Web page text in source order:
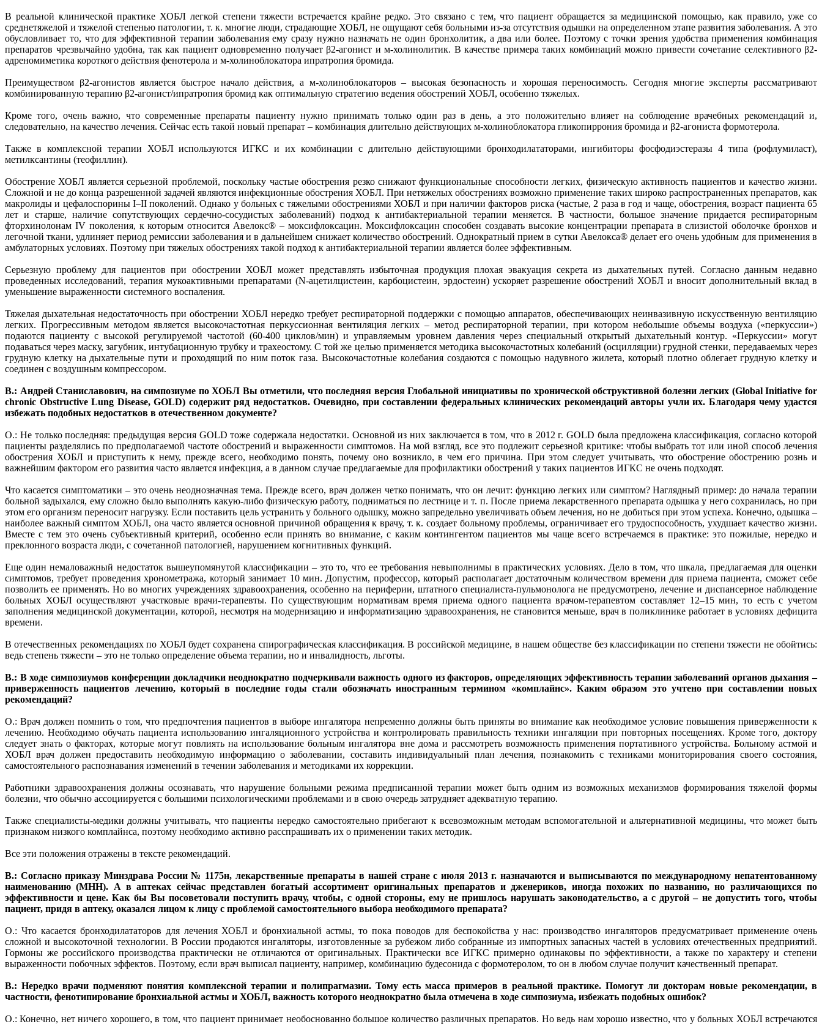
В реальной клинической практике ХОБЛ легкой степени тяжести встречается крайне редко. Это связано с тем, что пациент обращается за медицинской помощью, как правило, уже со
среднетяжелой и тяжелой степенью патологии, т. к. многие люди, страдающие ХОБЛ, не ощущают себя больными из-за отсутствия одышки на определенном этапе развития заболевания. А это
обусловливает то, что для эффективной терапии заболевания ему сразу нужно назначать не один бронхолитик, а два или более. Поэтому с точки зрения удобства применения комбинация
препаратов чрезвычайно удобна, так как пациент одновременно получает β2-агонист и м-холинолитик. В качестве примера таких комбинаций можно привести сочетание селективного β2-
адреномиметика короткого действия фенотерола и м-холиноблокатора ипратропия бромида.
Преимуществом β2-агонистов является быстрое начало действия, а м-холиноблокаторов – высокая безопасность и хорошая переносимость. Сегодня многие эксперты рассматривают
комбинированную терапию β2-агонист/ипратропия бромид как оптимальную стратегию ведения обострений ХОБЛ, особенно тяжелых.
Кроме того, очень важно, что современные препараты пациенту нужно принимать только один раз в день, а это положительно влияет на соблюдение врачебных рекомендаций и,
следовательно, на качество лечения. Сейчас есть такой новый препарат – комбинация длительно действующих м-холиноблокатора гликопиррония бромида и β2-агониста формотерола.
Также в комплексной терапии ХОБЛ используются ИГКС и их комбинации с длительно действующими бронходилататорами, ингибиторы фосфодиэстеразы 4 типа (рофлумиласт),
метилксантины (теофиллин).
Обострение ХОБЛ является серьезной проблемой, поскольку частые обострения резко снижают функциональные способности легких, физическую активность пациентов и качество жизни.
Сложной и не до конца разрешенной задачей являются инфекционные обострения ХОБЛ. При нетяжелых обострениях возможно применение таких широко распространенных препаратов, как
макролиды и цефалоспорины I–II поколений. Однако у больных с тяжелыми обострениями ХОБЛ и при наличии факторов риска (частые, 2 раза в год и чаще, обострения, возраст пациента 65
лет и старше, наличие сопутствующих сердечно-сосудистых заболеваний) подход к антибактериальной терапии меняется. В частности, большое значение придается респираторным
фторхинолонам IV поколения, к которым относится Авелокс® – моксифлоксацин. Моксифлоксацин способен создавать высокие концентрации препарата в слизистой оболочке бронхов и
легочной ткани, удлиняет период ремиссии заболевания и в дальнейшем снижает количество обострений. Однократный прием в сутки Авелокса® делает его очень удобным для применения в
амбулаторных условиях. Поэтому при тяжелых обострениях такой подход к антибактериальной терапии является более эффективным.
Серьезную проблему для пациентов при обострении ХОБЛ может представлять избыточная продукция плохая эвакуация секрета из дыхательных путей. Согласно данным недавно
проведенных исследований, терапия мукоактивными препаратами (N-ацетилцистеин, карбоцистеин, эрдостеин) ускоряет разрешение обострений ХОБЛ и вносит дополнительный вклад в
уменьшение выраженности системного воспаления.
Тяжелая дыхательная недостаточность при обострении ХОБЛ нередко требует респираторной поддержки с помощью аппаратов, обеспечивающих неинвазивную искусственную вентиляцию
легких. Прогрессивным методом является высокочастотная перкуссионная вентиляция легких – метод респираторной терапии, при котором небольшие объемы воздуха («перкуссии»)
подаются пациенту с высокой регулируемой частотой (60-400 циклов/мин) и управляемым уровнем давления через специальный открытый дыхательный контур. «Перкуссии» могут
подаваться через маску, загубник, интубационную трубку и трахеостому. С той же целью применяется методика высокочастотных колебаний (осцилляции) грудной стенки, передаваемых через
грудную клетку на дыхательные пути и проходящий по ним поток газа. Высокочастотные колебания создаются с помощью надувного жилета, который плотно облегает грудную клетку и
соединен с воздушным компрессором.
В.: Андрей Станиславович, на симпозиуме по ХОБЛ Вы отметили, что последняя версия Глобальной инициативы по хронической обструктивной болезни легких (Global Initiative for
chronic Obstructive Lung Disease, GOLD) содержит ряд недостатков. Очевидно, при составлении федеральных клинических рекомендаций авторы учли их. Благодаря чему удастся
избежать подобных недостатков в отечественном документе?
О.: Не только последняя: предыдущая версия GOLD тоже содержала недостатки. Основной из них заключается в том, что в 2012 г. GOLD была предложена классификация, согласно которой
пациенты разделялись по предполагаемой частоте обострений и выраженности симптомов. На мой взгляд, все это подлежит серьезной критике: чтобы выбрать тот или иной способ лечения
обострения ХОБЛ и приступить к нему, прежде всего, необходимо понять, почему оно возникло, в чем его причина. При этом следует учитывать, что обострение обострению рознь и
важнейшим фактором его развития часто является инфекция, а в данном случае предлагаемые для профилактики обострений у таких пациентов ИГКС не очень подходят.
Что касается симптоматики – это очень неоднозначная тема. Прежде всего, врач должен четко понимать, что он лечит: функцию легких или симптом? Наглядный пример: до начала терапии
больной задыхался, ему сложно было выполнять какую-либо физическую работу, подниматься по лестнице и т. п. После приема лекарственного препарата одышка у него сохранилась, но при
этом его организм переносит нагрузку. Если поставить цель устранить у больного одышку, можно запредельно увеличивать объем лечения, но не добиться при этом успеха. Конечно, одышка –
наиболее важный симптом ХОБЛ, она часто является основной причиной обращения к врачу, т. к. создает больному проблемы, ограничивает его трудоспособность, ухудшает качество жизни.
Вместе с тем это очень субъективный критерий, особенно если принять во внимание, с каким контингентом пациентов мы чаще всего встречаемся в практике: это пожилые, нередко и
преклонного возраста люди, с сочетанной патологией, нарушением когнитивных функций.
Еще один немаловажный недостаток вышеупомянутой классификации – это то, что ее требования невыполнимы в практических условиях. Дело в том, что шкала, предлагаемая для оценки
симптомов, требует проведения хронометража, который занимает 10 мин. Допустим, профессор, который располагает достаточным количеством времени для приема пациента, сможет себе
позволить ее применять. Но во многих учреждениях здравоохранения, особенно на периферии, штатного специалиста-пульмонолога не предусмотрено, лечение и диспансерное наблюдение
больных ХОБЛ осуществляют участковые врачи-терапевты. По существующим нормативам время приема одного пациента врачом-терапевтом составляет 12–15 мин, то есть с учетом
заполнения медицинской документации, которой, несмотря на модернизацию и информатизацию здравоохранения, не становится меньше, врач в поликлинике работает в условиях дефицита
времени.
В отечественных рекомендациях по ХОБЛ будет сохранена спирографическая классификация. В российской медицине, в нашем обществе без классификации по степени тяжести не обойтись:
ведь степень тяжести – это не только определение объема терапии, но и инвалидность, льготы.
В.: В ходе симпозиумов конференции докладчики неоднократно подчеркивали важность одного из факторов, определяющих эффективность терапии заболеваний органов дыхания –
приверженность пациентов лечению, который в последние годы стали обозначать иностранным термином «комплайнс». Каким образом это учтено при составлении новых
рекомендаций?
О.: Врач должен помнить о том, что предпочтения пациентов в выборе ингалятора непременно должны быть приняты во внимание как необходимое условие повышения приверженности к
лечению. Необходимо обучать пациента использованию ингаляционного устройства и контролировать правильность техники ингаляции при повторных посещениях. Кроме того, доктору
следует знать о факторах, которые могут повлиять на использование больным ингалятора вне дома и рассмотреть возможность применения портативного устройства. Больному астмой и
ХОБЛ врач должен предоставить необходимую информацию о заболевании, составить индивидуальный план лечения, познакомить с техниками мониторирования своего состояния,
самостоятельного распознавания изменений в течении заболевания и методиками их коррекции.
Работники здравоохранения должны осознавать, что нарушение больными режима предписанной терапии может быть одним из возможных механизмов формирования тяжелой формы
болезни, что обычно ассоциируется с большими психологическими проблемами и в свою очередь затрудняет адекватную терапию.
Также специалисты-медики должны учитывать, что пациенты нередко самостоятельно прибегают к всевозможным методам вспомогательной и альтернативной медицины, что может быть
признаком низкого комплайнса, поэтому необходимо активно расспрашивать их о применении таких методик.
Все эти положения отражены в тексте рекомендаций.
В.: Согласно приказу Минздрава России № 1175н, лекарственные препараты в нашей стране с июля 2013 г. назначаются и выписываются по международному непатентованному
наименованию (МНН). А в аптеках сейчас представлен богатый ассортимент оригинальных препаратов и дженериков, иногда похожих по названию, но различающихся по
эффективности и цене. Как бы Вы посоветовали поступить врачу, чтобы, с одной стороны, ему не пришлось нарушать законодательство, а с другой – не допустить того, чтобы
пациент, придя в аптеку, оказался лицом к лицу с проблемой самостоятельного выбора необходимого препарата?
О.: Что касается бронходилататоров для лечения ХОБЛ и бронхиальной астмы, то пока поводов для беспокойства у нас: производство ингаляторов предусматривает применение очень
сложной и высокоточной технологии. В России продаются ингаляторы, изготовленные за рубежом либо собранные из импортных запасных частей в условиях отечественных предприятий.
Гормоны же российского производства практически не отличаются от оригинальных. Практически все ИГКС примерно одинаковы по эффективности, а также по характеру и степени
выраженности побочных эффектов. Поэтому, если врач выписал пациенту, например, комбинацию будесонида с формотеролом, то он в любом случае получит качественный препарат.
В.: Нередко врачи подменяют понятия комплексной терапии и полипрагмазии. Тому есть масса примеров в реальной практике. Помогут ли докторам новые рекомендации, в
частности, фенотипирование бронхиальной астмы и ХОБЛ, важность которого неоднократно была отмечена в ходе симпозиума, избежать подобных ошибок?
О.: Конечно, нет ничего хорошего, в том, что пациент принимает необоснованно большое количество различных препаратов. Но ведь нам хорошо известно, что у больных ХОБЛ встречаются